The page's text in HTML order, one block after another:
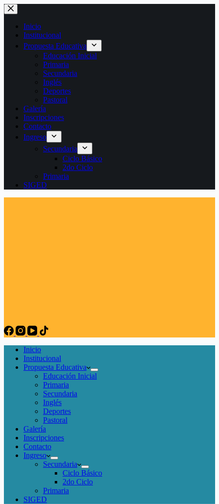
Saltar
al
contenido
Inicio
Institucional
Propuesta Educativa
Educación Inicial
Primaria
Secundaria
Inglés
Deportes
Pastoral
Galería
Inscripciones
Contacto
Ingreso
Secundaria
Ciclo Básico
2do Ciclo
Primaria
SIGED
Inicio
Institucional
Propuesta Educativa
Educación Inicial
Primaria
Secundaria
Inglés
Deportes
Pastoral
Galería
Inscripciones
Contacto
Ingreso
Secundaria
Ciclo Básico
2do Ciclo
Primaria
SIGED